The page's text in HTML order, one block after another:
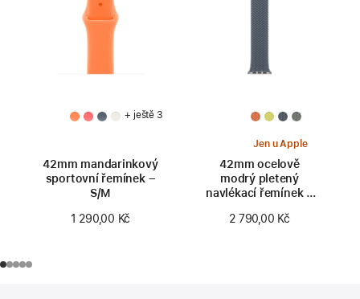
+ ještě 3
42mm mandarinkový
sportovní řemínek –
S/M
1 290,00 Kč
Jen u Apple
42mm ocelově
modrý pletený
navlékací řemínek –
2 790,00 Kč